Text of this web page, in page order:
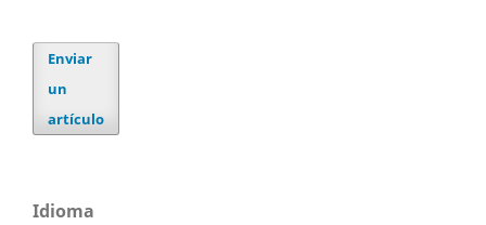
Enviar
un
artículo
Idioma